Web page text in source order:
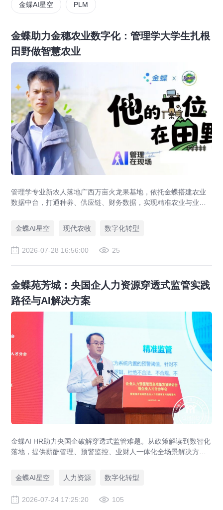
金蝶AI星空 PLM
金蝶助力金穗农业数字化：管理学大学生扎根
田野做智慧农业
管理学专业新农人落地广西万亩火龙果基地，依托金蝶搭建农业
数据中台，打通种养、供应链、财务数据，实现精准农业与业财
金蝶AI星空
现代农牧 数字化转型
2026-07-28 16:56:00 25
金蝶苑芳城：央国企人力资源穿透式监管实践
路径与AI解决方案
金蝶AI HR助力央国企破解穿透式监管难题。从政策解读到数智化
落地，提供薪酬管理、预警监控、业财人一体化全场景解决方
金蝶AI星空
人力资源 数字化转型
2026-07-24 17:25:20 105